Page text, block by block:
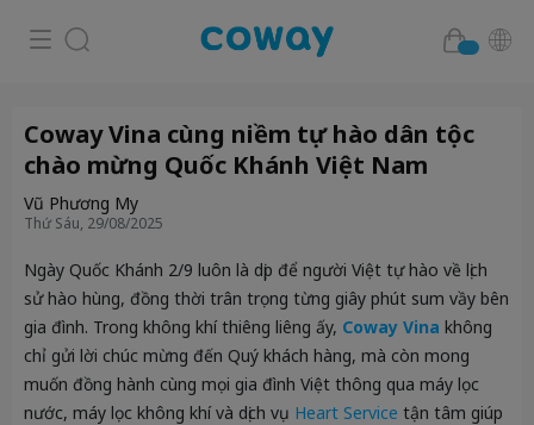
Coway Vina cùng niềm tự hào dân tộc
chào mừng Quốc Khánh Việt Nam
Vũ Phương My
Thứ Sáu, 29/08/2025
Ngày Quốc Khánh 2/9 luôn là dịp để người Việt tự hào về lịch
sử hào hùng, đồng thời trân trọng từng giây phút sum vầy bên
gia đình. Trong không khí thiêng liêng ấy, Coway Vina không
chỉ gửi lời chúc mừng đến Quý khách hàng, mà còn mong
muốn đồng hành cùng mọi gia đình Việt thông qua máy lọc
nước, máy lọc không khí và dịch vụ Heart Service tận tâm giúp